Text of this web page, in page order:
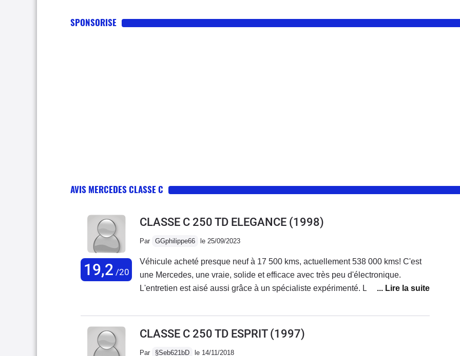
SPONSORISE
AVIS MERCEDES CLASSE C
19,2 /20
CLASSE C 250 TD ELEGANCE (1998)
Par GGphilippe66 le 25/09/2023
Véhicule acheté presque neuf à 17 500 kms, actuellement 538 000 kms! C'est
une Mercedes, une vraie, solide et efficace avec très peu d'électronique.
L'entretien est aisé aussi grâce à un spécialiste expérimenté. La finition
sécurité par tout temps, l'ESP est très utile et efficace l'hiver avec les pneus
neige. La robe classique de ce véhicule bien construit la rend indémodable
avec l'étoile au bout du capot. J'ai du me séparer de ce véhicule à contrecœur
CLASSE C 250 TD ESPRIT(1997)
Par §Seb621bD le 14/11/2018